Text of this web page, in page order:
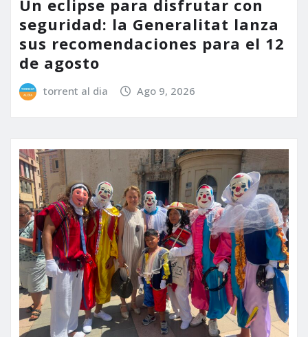
Un eclipse para disfrutar con
seguridad: la Generalitat lanza
sus recomendaciones para el 12
de agosto
torrent al dia Ago 9, 2026